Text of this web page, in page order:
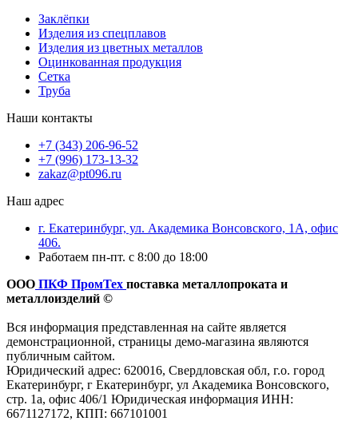
Заклёпки
Изделия из спецплавов
Изделия из цветных металлов
Оцинкованная продукция
Сетка
Труба
Наши контакты
+7 (343) 206-96-52
+7 (996) 173-13-32
zakaz@pt096.ru
Наш адрес
г. Екатеринбург, ул. Академика Вонсовского, 1А, офис
406.
Работаем пн-пт. с 8:00 до 18:00
ООО ПКФ ПромТех поставка металлопроката и
металлоизделий ©
Вся информация представленная на сайте является
демонстрационной, страницы демо-магазина являются
публичным сайтом.
Юридический адрес: 620016, Свердловская обл, г.о. город
Екатеринбург, г Екатеринбург, ул Академика Вонсовского,
стр. 1а, офис 406/1 Юридическая информация ИНН:
6671127172, КПП: 667101001